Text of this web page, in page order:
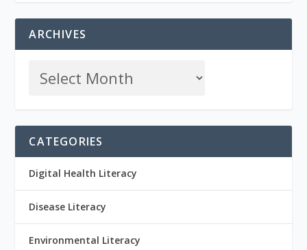
ARCHIVES
CATEGORIES
Digital Health Literacy
Disease Literacy
Environmental Literacy